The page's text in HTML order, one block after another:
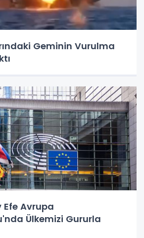
Geminin Vurulma
Efe Avrupa
Ülkemizi Gururla